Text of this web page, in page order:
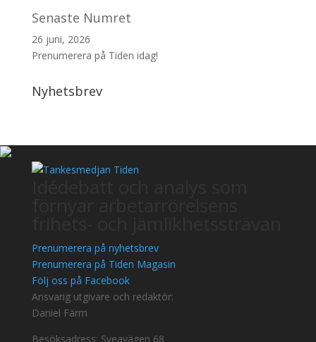
Senaste Numret
26 juni, 2026
Prenumerera på Tiden idag!
Nyhetsbrev
Prenumerera på nyhetsbrev
Prenumerera på Tiden Magasin
Följ oss på Facebook
Ansvarig utgivare och redaktör:
Daniel Färm
Besöksadress: Sveavägen 68